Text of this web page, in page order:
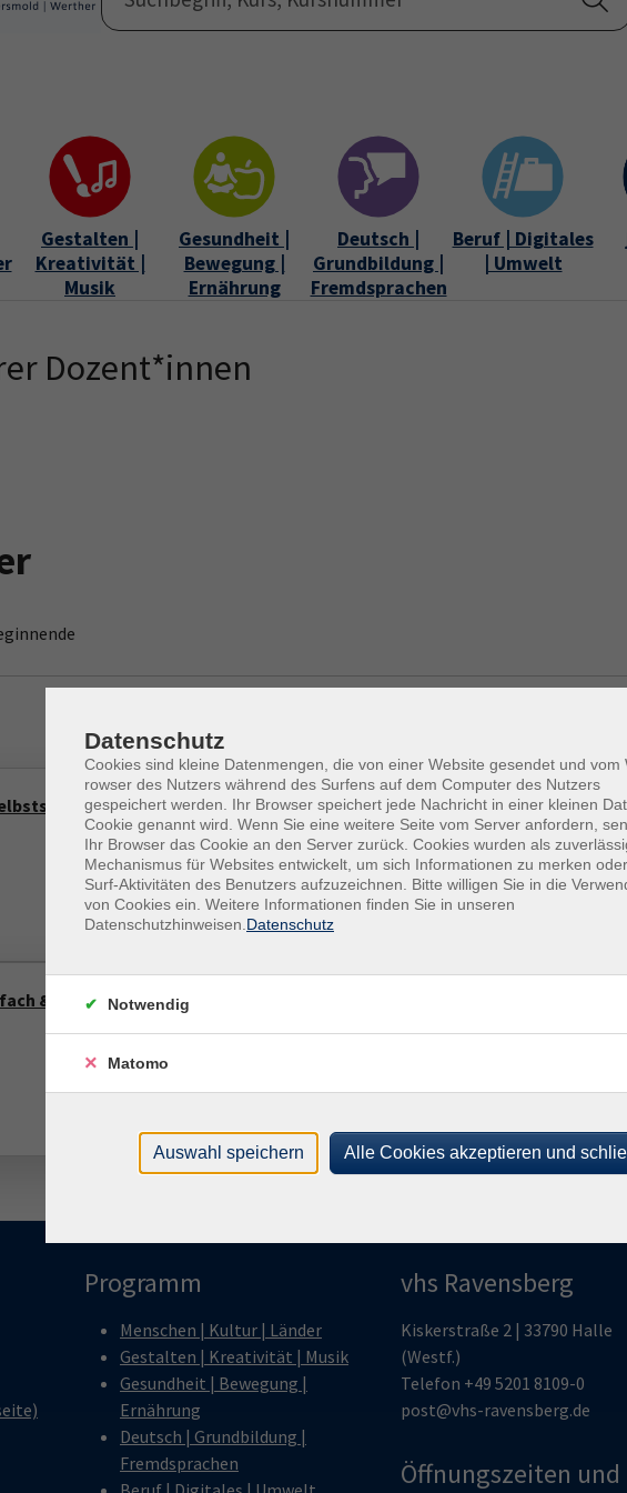
Gestalten |
Kreativität |
Musik
Gesundheit |
Bewegung |
Ernährung
Deutsch |
Grundbildung |
Fremdsprachen
Beruf | Digitales
| Umwelt
Dozent*innen
& kleine Unternehmen 30.09.2026—14.10.2026
18:30– 20:15 Uhr
Halle, Volkshochschule,
Lars Wellhöner
& kostengünstig
18:00–20:15Uhr
Halle, vhs im Bahnhof, Raum
Programm
Menschen | Kultur | Länder
Gestalten | Kreativität | Musik
Gesundheit | Bewegung |
Ernährung
Deutsch | Grundbildung |
Fremdsprachen
vhs Ravensberg
Kiskerstraße 2 | 33790 Halle
(Westf.)
Telefon +49 5201 8109-0
post@vhs-ravensberg.de
Öffnungszeiten und
Datenschutz
Cookies sind kleine Datenmengen, die von einer Website gesendet und vom
rowser des Nutzers während des Surfens auf dem Computer des Nutzers
gespeichert werden. Ihr Browser speichert jede Nachricht in einer kleinen
Cookie genannt wird. Wenn Sie eine weitere Seite vom Server anfordern,
Ihr Browser das Cookie an den Server zurück. Cookies wurden als
Mechanismus für Websites entwickelt, um sich Informationen zu merken
Surf-Aktivitäten des Benutzers aufzuzeichnen. Bitte willigen Sie in die
von Cookies ein. Weitere Informationen finden Sie in unseren
Datenschutzhinweisen. Datenschutz
Notwendig
Matomo
Auswahl speichern Alle Cookies akzeptieren und